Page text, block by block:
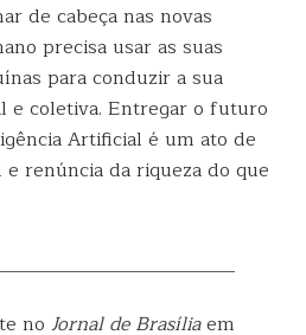
de cabeça nas novas
precisa usar as suas
para conduzir a sua
e coletiva. Entregar o futuro
Artificial é um ato de
renúncia da riqueza do que
no Jornal de Brasíliaem